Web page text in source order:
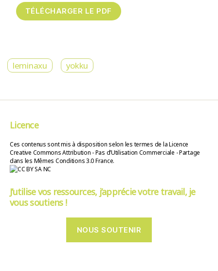
leminaxu yokku
Licence
Ces contenus sont mis à disposition selon les termes de la Licence
Creative Commons Attribution - Pas d’Utilisation Commerciale - Partage
dans les Mêmes Conditions 3.0 France.
J’utilise vos ressources, j’apprécie votre travail, je
vous soutiens !
NOUS SOUTENIR